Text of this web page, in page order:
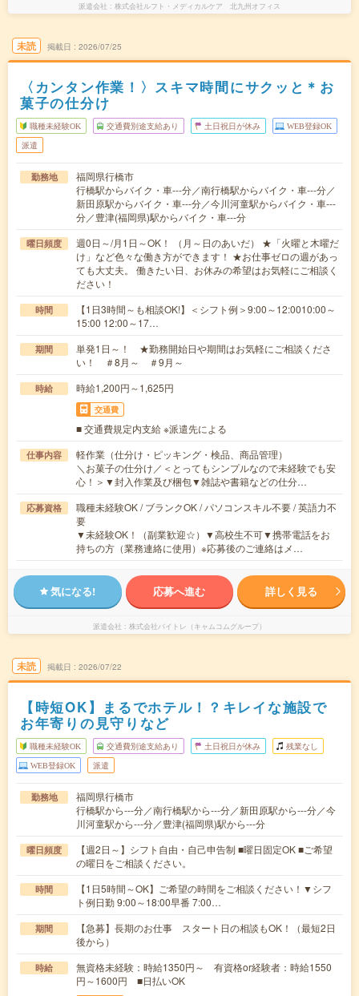
派遣会社 株式会社ルフト・メディカルケア 北九州オフィス
未読 掲載日 2026/07/25
〈カンタン作業！〉スキマ時間にサクッと＊お
菓子の仕分け
職種未経験OK 交通費別途支給あり 土日祝日が休み WEB登録OK
派遣
勤務地
福岡県行橋市
行橋駅からバイク・車---分／南行橋駅からバイク・車---分／
新田原駅からバイク・車---分／今川河童駅からバイク・車---
分／豊津(福岡県)駅からバイク・車---分
曜日頻度
週0日～/月1日～OK！ （月～日のあいだ） ★「火曜と木曜だ
け」など色々な働き方ができます！ ★お仕事ゼロの週があっ
ても大丈夫。 働きたい日、お休みの希望はお気軽にご相談く
ださい！
時間
【1日3時間～も相談OK!】＜シフト例＞9:00～12:0010:00～
15:00 12:00～17…
期間
単発1日～！ ★勤務開始日や期間はお気軽にご相談くださ
い！ ＃8月～ ＃9月～
時給 時給1,200円～1,625円
交通費
■ 交通費規定内支給 ※派遣先による
仕事内容
軽作業（仕分け・ピッキング・検品、商品管理）
＼お菓子の仕分け／＜とってもシンプルなので未経験でも安
心！＞▼封入作業及び梱包▼雑誌や書籍などの仕分…
応募資格
職種未経験OK / ブランクOK / パソコンスキル不要 / 英語力不
要
▼未経験OK！（副業歓迎☆）▼高校生不可▼携帯電話をお
持ちの方（業務連絡に使用）※応募後のご連絡はメ…
気になる! 応募へ進む 詳しく見る
派遣会社 株式会社バイトレ（キャムコムグループ）
未読 掲載日 2026/07/22
【時短OK】まるでホテル！？キレイな施設で
お年寄りの見守りなど
職種未経験OK 交通費別途支給あり 土日祝日が休み 残業なし
WEB登録OK 派遣
勤務地
福岡県行橋市
行橋駅から---分／南行橋駅から---分／新田原駅から---分／今
川河童駅から---分／豊津(福岡県)駅から---分
曜日頻度
【週2日～】シフト自由・自己申告制 ■曜日固定OK ■ご希望
の曜日をご相談ください。
時間
【1日5時間～OK】ご希望の時間をご相談ください！▼シフ
ト例日勤 9:00～18:00早番 7:00…
期間
【急募】長期のお仕事 スタート日の相談もOK！（最短2日
後から）
時給
無資格未経験：時給1350円～ 有資格or経験者：時給1550
円～1600円 ■日払いOK